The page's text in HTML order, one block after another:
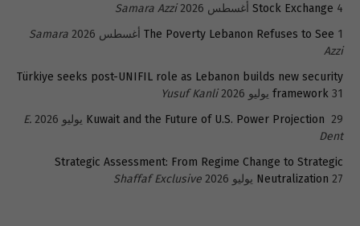
Stock Exchange 4 أغسطس 2026
Samara Azzi
The Poverty Lebanon Refuses to See 1 أغسطس 2026
Samara
Azzi
Türkiye seeks post-UNIFIL role as Lebanon builds new security
framework 31 يوليو 2026
Yusuf Kanli
Kuwait and the Future of U.S. Power Projection 29 يوليو 2026
E.
Dent
Strategic Assessment: From Regime Change to Strategic
Neutralization 27 يوليو 2026 Shaffaf Exclusive